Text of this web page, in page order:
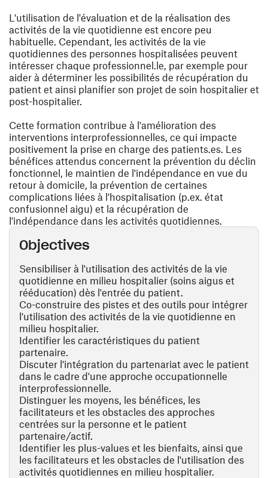
L'utilisation de l'évaluation et de la réalisation des
activités de la vie quotidienne est encore peu
habituelle. Cependant, les activités de la vie
quotidiennes des personnes hospitalisées peuvent
intéresser chaque professionnel.le, par exemple pour
aider à déterminer les possibilités de récupération du
patient et ainsi planifier son projet de soin hospitalier et
post-hospitalier.
Cette formation contribue à l'amélioration des
interventions interprofessionnelles, ce qui impacte
positivement la prise en charge des patients.es. Les
bénéfices attendus concernent la prévention du déclin
fonctionnel, le maintien de l'indépendance en vue du
retour à domicile, la prévention de certaines
complications liées à l'hospitalisation (p.ex. état
confusionnel aigu) et la récupération de
l'indépendance dans les activités quotidiennes.
Objectives
Sensibiliser à l'utilisation des activités de la vie
quotidienne en milieu hospitalier (soins aigus et
rééducation) dès l'entrée du patient.
Co-construire des pistes et des outils pour intégrer
l'utilisation des activités de la vie quotidienne en
milieu hospitalier.
Identifier les caractéristiques du patient
partenaire.
Discuter l'intégration du partenariat avec le patient
dans le cadre d'une approche occupationnelle
interprofessionnelle.
Distinguer les moyens, les bénéfices, les
facilitateurs et les obstacles des approches
centrées sur la personne et le patient
partenaire/actif.
Identifier les plus-values et les bienfaits, ainsi que
les facilitateurs et les obstacles de l'utilisation des
activités quotidiennes en milieu hospitalier.